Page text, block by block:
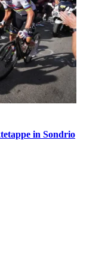
in Sondrio